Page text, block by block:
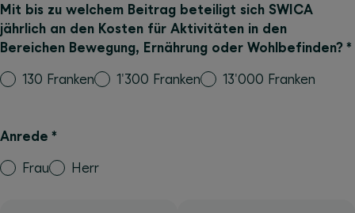
Mit bis zu welchem Beitrag beteiligt sich SWICA
jährlich an den Kosten für Aktivitäten in den
Bereichen Bewegung, Ernährung oder Wohlbefinden? *
130 Franken 1'300 Franken 13'000 Franken
Anrede *
Frau Herr